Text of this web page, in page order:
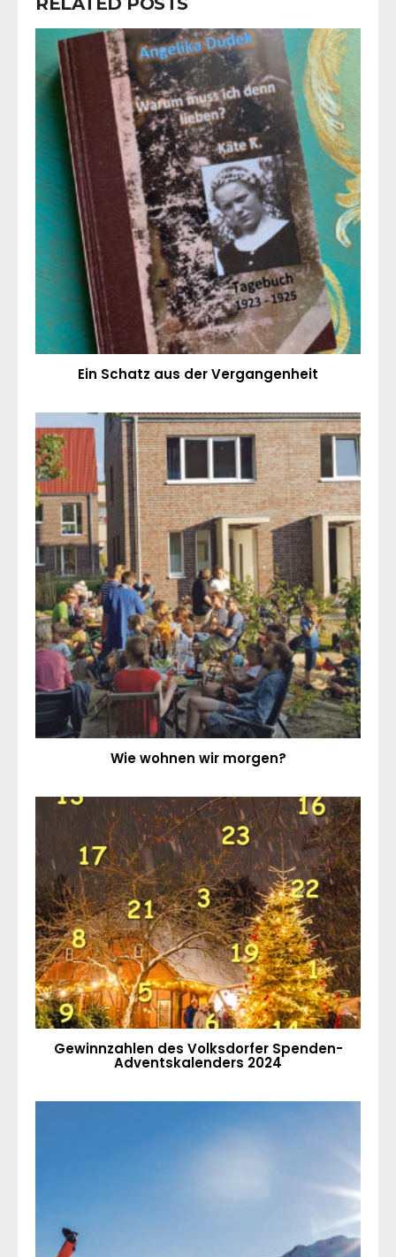
Ein Schatz aus der Vergangenheit
Wie wohnen wir morgen?
Gewinnzahlen des Volksdorfer Spenden-
Adventskalenders 2024